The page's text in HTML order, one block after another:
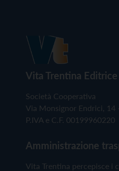
Vita Trentina Editrice
Società Cooperativa
Via Monsignor Endrici, 14
P.IVA e C.F. 00199960220
Amministrazione
Vita Trentina percepisce